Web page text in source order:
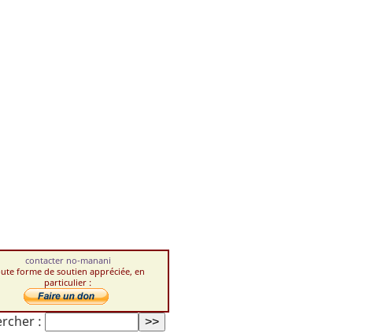
contacter no-manani
forme de soutien appréciée, en
particulier :
: